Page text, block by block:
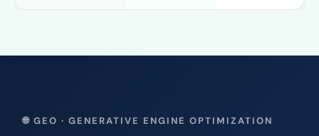
🌐 GEO · GENERATIVE ENGINE OPTIMIZATION